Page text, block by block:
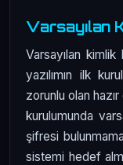
Varsayılan
Varsayılan
yazılımın ilk
zorunlu olan
kurulumunda
şifresi
sistemi hedef